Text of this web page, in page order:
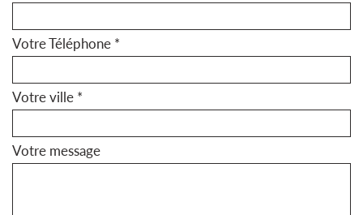
Votre Téléphone *
Votre ville *
Votre message